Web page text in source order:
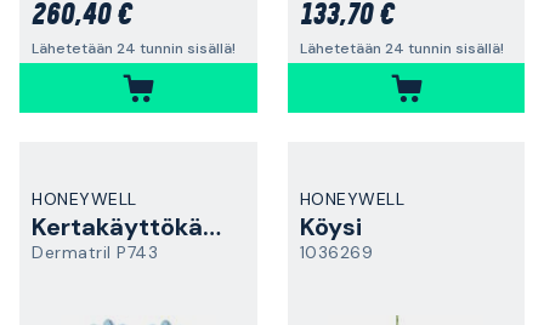
260,40 €
Lähetetään 24 tunnin sisällä!
133,70 €
Lähetetään 24 tunnin sisällä!
HONEYWELL
Kertakäyttökäsine
Dermatril P743
HONEYWELL
Köysi
1036269